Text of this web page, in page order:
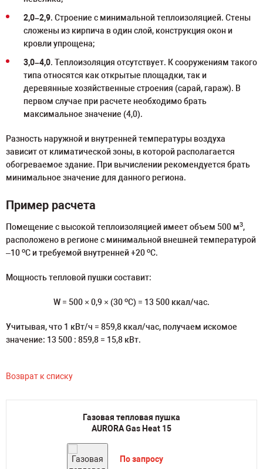
2,0–2,9. Строение с минимальной теплоизоляцией. Стены
сложены из кирпича в один слой, конструкция окон и
кровли упрощена;
3,0–4,0. Теплоизоляция отсутствует. К сооружениям такого
типа относятся как открытые площадки, так и
деревянные хозяйственные строения (сарай, гараж). В
первом случае при расчете необходимо брать
максимальное значение (4,0).
Разность наружной и внутренней температуры воздуха
зависит от климатической зоны, в которой располагается
обогреваемое здание. При вычислении рекомендуется брать
минимальное значение для данного региона.
Пример расчета
Помещение с высокой теплоизоляцией имеет объем 500 м3,
расположено в регионе с минимальной внешней температурой
–10 оС и требуемой внутренней +20 оС.
Мощность тепловой пушки составит:
W = 500 × 0,9 × (30 оС) = 13 500 ккал/час.
Учитывая, что 1 кВт/ч = 859,8 ккал/час, получаем искомое
значение: 13 500 : 859,8 = 15,8 кВт.
Возврат к списку
Газовая тепловая пушка
AURORA Gas Heat 15
По запросу